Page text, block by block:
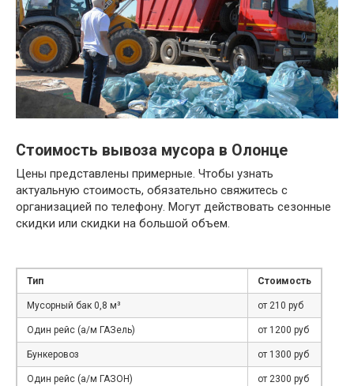
Стоимость вывоза мусора в Олонце
Цены представлены примерные. Чтобы узнать
актуальную стоимость, обязательно свяжитесь с
организацией по телефону. Могут действовать сезонные
скидки или скидки на большой объем.
Тип Стоимость
Мусорный бак 0,8 м³ от 210 руб
Один рейс (а/м ГАЗель) от 1200 руб
Бункеровоз от 1300 руб
Один рейс (а/м ГАЗОН) от 2300 руб